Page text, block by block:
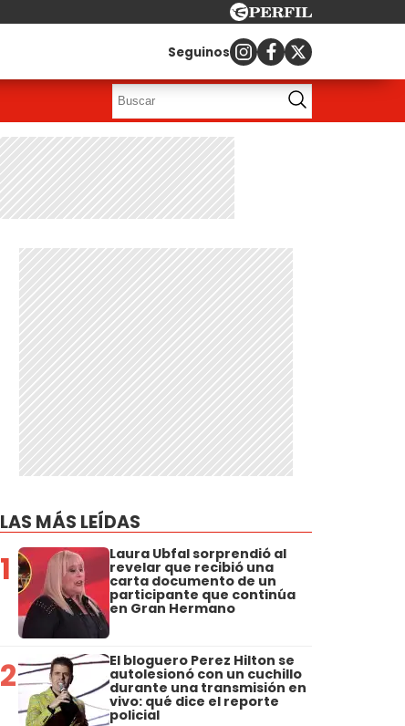
Seguinos
LAS MÁS LEÍDAS
1 Laura Ubfal sorprendió al
revelar que recibió una
carta documento de un
participante que continúa
en Gran Hermano
2 El bloguero Perez Hilton se
autolesionó con un cuchillo
durante una transmisión en
vivo: qué dice el reporte
policial